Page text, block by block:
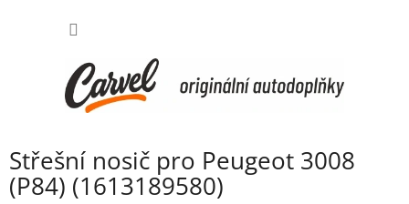
Střešní nosič pro Peugeot 3008
(P84) (1613189580)